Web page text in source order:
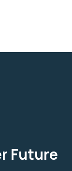
Future